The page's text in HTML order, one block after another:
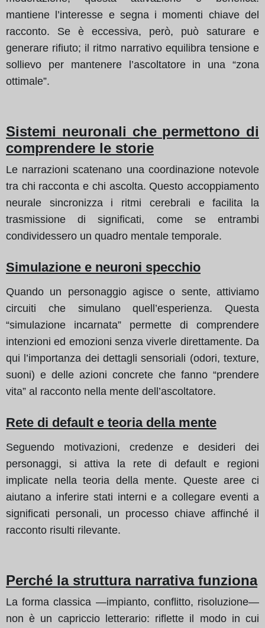
mantiene l’interesse e segna i momenti chiave del
racconto. Se è eccessiva, però, può saturare e
generare rifiuto; il ritmo narrativo equilibra tensione e
sollievo per mantenere l’ascoltatore in una “zona
ottimale”.
Sistemi neuronali che permettono di
comprendere le storie
Le narrazioni scatenano una coordinazione notevole
tra chi racconta e chi ascolta. Questo accoppiamento
neurale sincronizza i ritmi cerebrali e facilita la
trasmissione di significati, come se entrambi
condividessero un quadro mentale temporale.
Simulazione e neuroni specchio
Quando un personaggio agisce o sente, attiviamo
circuiti che simulano quell’esperienza. Questa
“simulazione incarnata” permette di comprendere
intenzioni ed emozioni senza viverle direttamente. Da
qui l’importanza dei dettagli sensoriali (odori, texture,
suoni) e delle azioni concrete che fanno “prendere
vita” al racconto nella mente dell’ascoltatore.
Rete di default e teoria della mente
Seguendo motivazioni, credenze e desideri dei
personaggi, si attiva la rete di default e regioni
implicate nella teoria della mente. Queste aree ci
aiutano a inferire stati interni e a collegare eventi a
significati personali, un processo chiave affinché il
racconto risulti rilevante.
Perché la struttura narrativa funziona
La forma classica —impianto, conflitto, risoluzione—
non è un capriccio letterario: riflette il modo in cui